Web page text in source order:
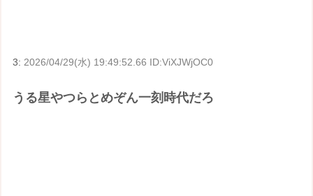
3: 2026/04/29(水) 19:49:52.66 ID:ViXJWjOC0
うる星やつらとめぞん一刻時代だろ